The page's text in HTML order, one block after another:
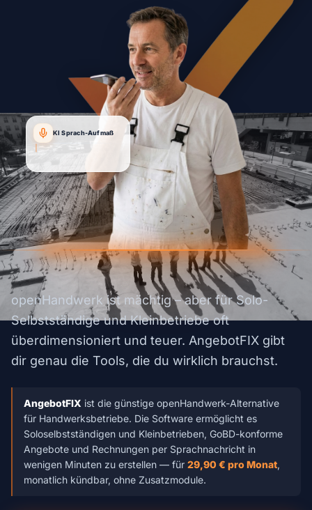
openHandwerk ist mächtig – aber für Solo-
Selbstständige und Kleinbetriebe oft
überdimensioniert und teuer. AngebotFIX gibt
dir genau die Tools, die du wirklich brauchst.
AngebotFIX ist die günstige openHandwerk-Alternative
für Handwerksbetriebe. Die Software ermöglicht es
Soloselbstständigen und Kleinbetrieben, GoBD-konforme
Angebote und Rechnungen per Sprachnachricht in
wenigen Minuten zu erstellen — für 29,90 € pro Monat,
monatlich kündbar, ohne Zusatzmodule.
KI Sprach-Aufmaß
"Angebot für Kunde Müller...